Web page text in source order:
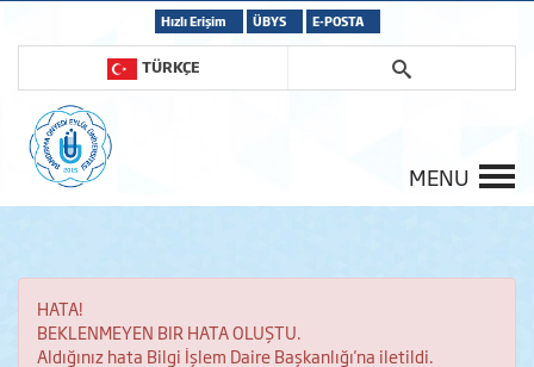
Hızlı Erişim ÜBYS E-POSTA
TÜRKÇE
MENU
HATA!
BEKLENMEYEN BIR HATA OLUŞTU.
Aldığınız hata Bilgi İşlem Daire Başkanlığı'na iletildi.